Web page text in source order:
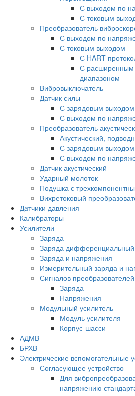
С выходом по
С токовым
Преобразователь
С выходом по
С токовым выходом
С HART
С расширенным
диапазоном
Вибровыключатель
Датчик силы
С зарядовым выходом
С выходом по
Преобразователь
Акустический,
С зарядовым выходом
С выходом по
Датчик акустический
Ударный молоток
Подушка с
Вихретоковый
Дaтчики давления
Калибраторы
Усилители
Заряда
Заряда дифференциальный
Заряда и напряжения
Измерительный заряда и
Сигналов
Заряда
Напряжения
Модульный усилитель
Модуль усилителя
Корпус-шасси
АДМВ
БРХВ
Электрические вспомогательные
Согласующее устройство
Для
напряжению